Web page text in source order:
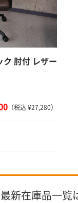
ク 肘付 レザー
（税込 ¥27,280）
新在庫品一覧